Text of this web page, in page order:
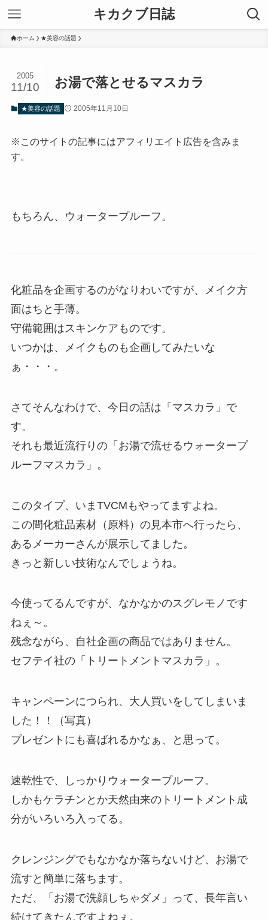
キカクブ日誌
ホーム ★美容の話題
お湯で落とせるマスカラ
2005
11/10
★美容の話題 2005年11月10日
※このサイトの記事にはアフィリエイト広告を含みま
す。
もちろん、ウォータープルーフ。
化粧品を企画するのがなりわいですが、メイク方
面はちと手薄。
守備範囲はスキンケアものです。
いつかは、メイクものも企画してみたいな
ぁ・・・。
さてそんなわけで、今日の話は「マスカラ」で
す。
それも最近流行りの「お湯で流せるウォータープ
ルーフマスカラ」。
このタイプ、いまTVCMもやってますよね。
この間化粧品素材（原料）の見本市へ行ったら、
あるメーカーさんが展示してました。
きっと新しい技術なんでしょうね。
今使ってるんですが、なかなかのスグレモノです
ねぇ～。
残念ながら、自社企画の商品ではありません。
セフテイ社の「トリートメントマスカラ」。
キャンペーンにつられ、大人買いをしてしまいま
した！！（写真）
プレゼントにも喜ばれるかなぁ、と思って。
速乾性で、しっかりウォータープルーフ。
しかもケラチンとか天然由来のトリートメント成
分がいろいろ入ってる。
クレンジングでもなかなか落ちないけど、お湯で
流すと簡単に落ちます。
ただ、「お湯で洗顔しちゃダメ」って、長年言い
続けてきたんですよねぇ。